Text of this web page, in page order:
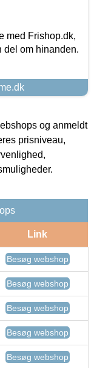
med Frishop.dk,
del om hinanden.
og anmeldt
prisniveau,
Link
Besøg webshop
Besøg webshop
Besøg webshop
Besøg webshop
Besøg webshop